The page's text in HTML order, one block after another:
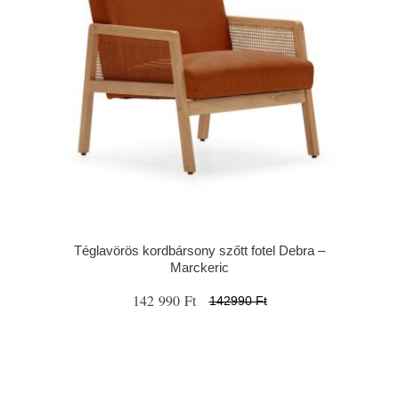
Téglavörös kordbársony szőtt fotel Debra –
Marckeric
142 990 Ft 142990 Ft